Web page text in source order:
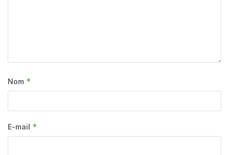
Nom *
E-mail *